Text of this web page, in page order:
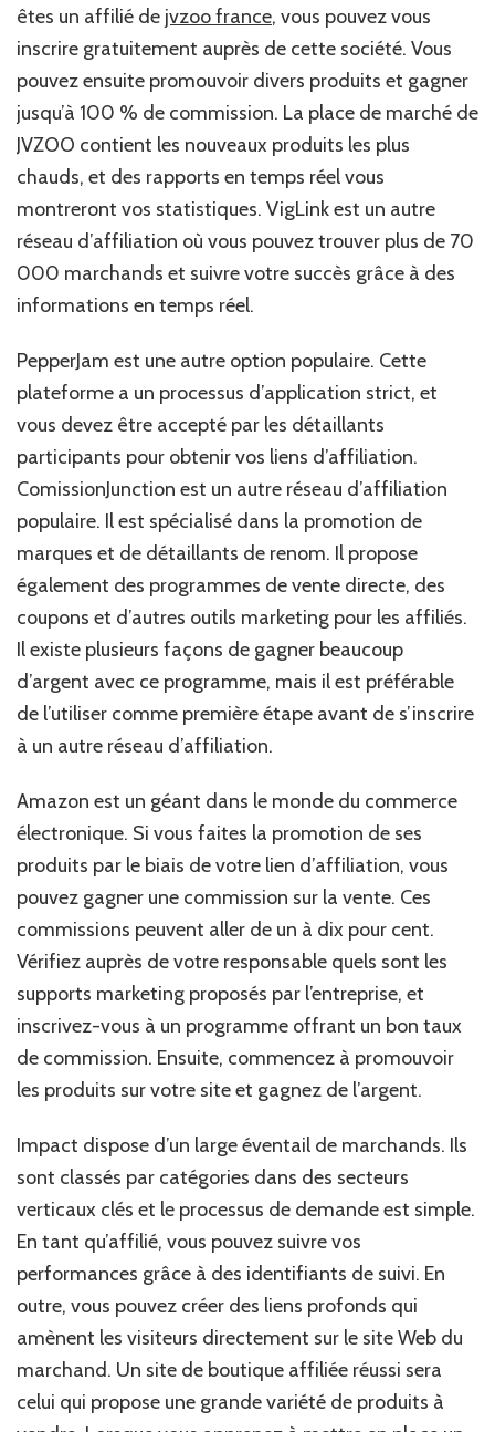
êtes un affilié de jvzoo france, vous pouvez vous
inscrire gratuitement auprès de cette société. Vous
pouvez ensuite promouvoir divers produits et gagner
jusqu’à 100 % de commission. La place de marché de
JVZOO contient les nouveaux produits les plus
chauds, et des rapports en temps réel vous
montreront vos statistiques. VigLink est un autre
réseau d’affiliation où vous pouvez trouver plus de 70
000 marchands et suivre votre succès grâce à des
informations en temps réel.
PepperJam est une autre option populaire. Cette
plateforme a un processus d’application strict, et
vous devez être accepté par les détaillants
participants pour obtenir vos liens d’affiliation.
ComissionJunction est un autre réseau d’affiliation
populaire. Il est spécialisé dans la promotion de
marques et de détaillants de renom. Il propose
également des programmes de vente directe, des
coupons et d’autres outils marketing pour les affiliés.
Il existe plusieurs façons de gagner beaucoup
d’argent avec ce programme, mais il est préférable
de l’utiliser comme première étape avant de s’inscrire
à un autre réseau d’affiliation.
Amazon est un géant dans le monde du commerce
électronique. Si vous faites la promotion de ses
produits par le biais de votre lien d’affiliation, vous
pouvez gagner une commission sur la vente. Ces
commissions peuvent aller de un à dix pour cent.
Vérifiez auprès de votre responsable quels sont les
supports marketing proposés par l’entreprise, et
inscrivez-vous à un programme offrant un bon taux
de commission. Ensuite, commencez à promouvoir
les produits sur votre site et gagnez de l’argent.
Impact dispose d’un large éventail de marchands. Ils
sont classés par catégories dans des secteurs
verticaux clés et le processus de demande est simple.
En tant qu’affilié, vous pouvez suivre vos
performances grâce à des identifiants de suivi. En
outre, vous pouvez créer des liens profonds qui
amènent les visiteurs directement sur le site Web du
marchand. Un site de boutique affiliée réussi sera
celui qui propose une grande variété de produits à